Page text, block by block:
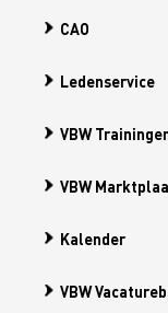
CAO
Ledenservice
VBW
VBW
Kalender
VBW